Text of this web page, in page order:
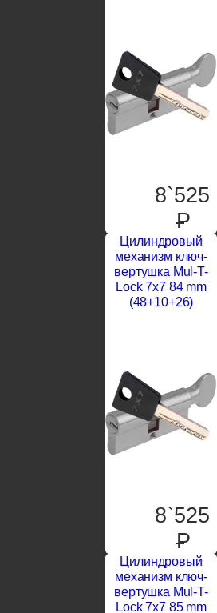
8`525
P
Цилиндровый
механизм ключ-
вертушка Mul-T-
Lock 7x7 84 mm
(48+10+26)
8`525
P
Цилиндровый
механизм ключ-
вертушка Mul-T-
Lock 7x7 85 mm